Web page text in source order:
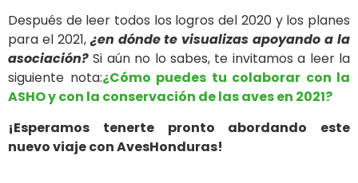
Después de leer todos los logros del 2020 y los planes
para el 2021,¿en dónde te visualizas apoyando a la
asociación? Si aún no lo sabes, te invitamos a leer la
siguiente nota:¿Cómo puedes tu colaborar con la
ASHO y con la conservación de las aves en 2021?
¡Esperamos tenerte pronto abordando este
nuevo viaje con AvesHonduras!